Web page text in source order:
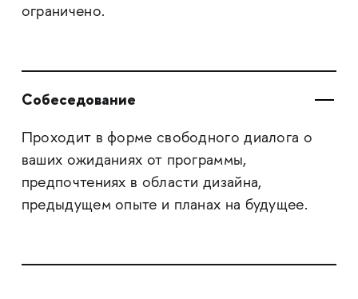
ограничено.
Собеседование
Проходит в форме свободного диалога о
ваших ожиданиях от программы,
предпочтениях в области дизайна,
предыдущем опыте и планах на будущее.